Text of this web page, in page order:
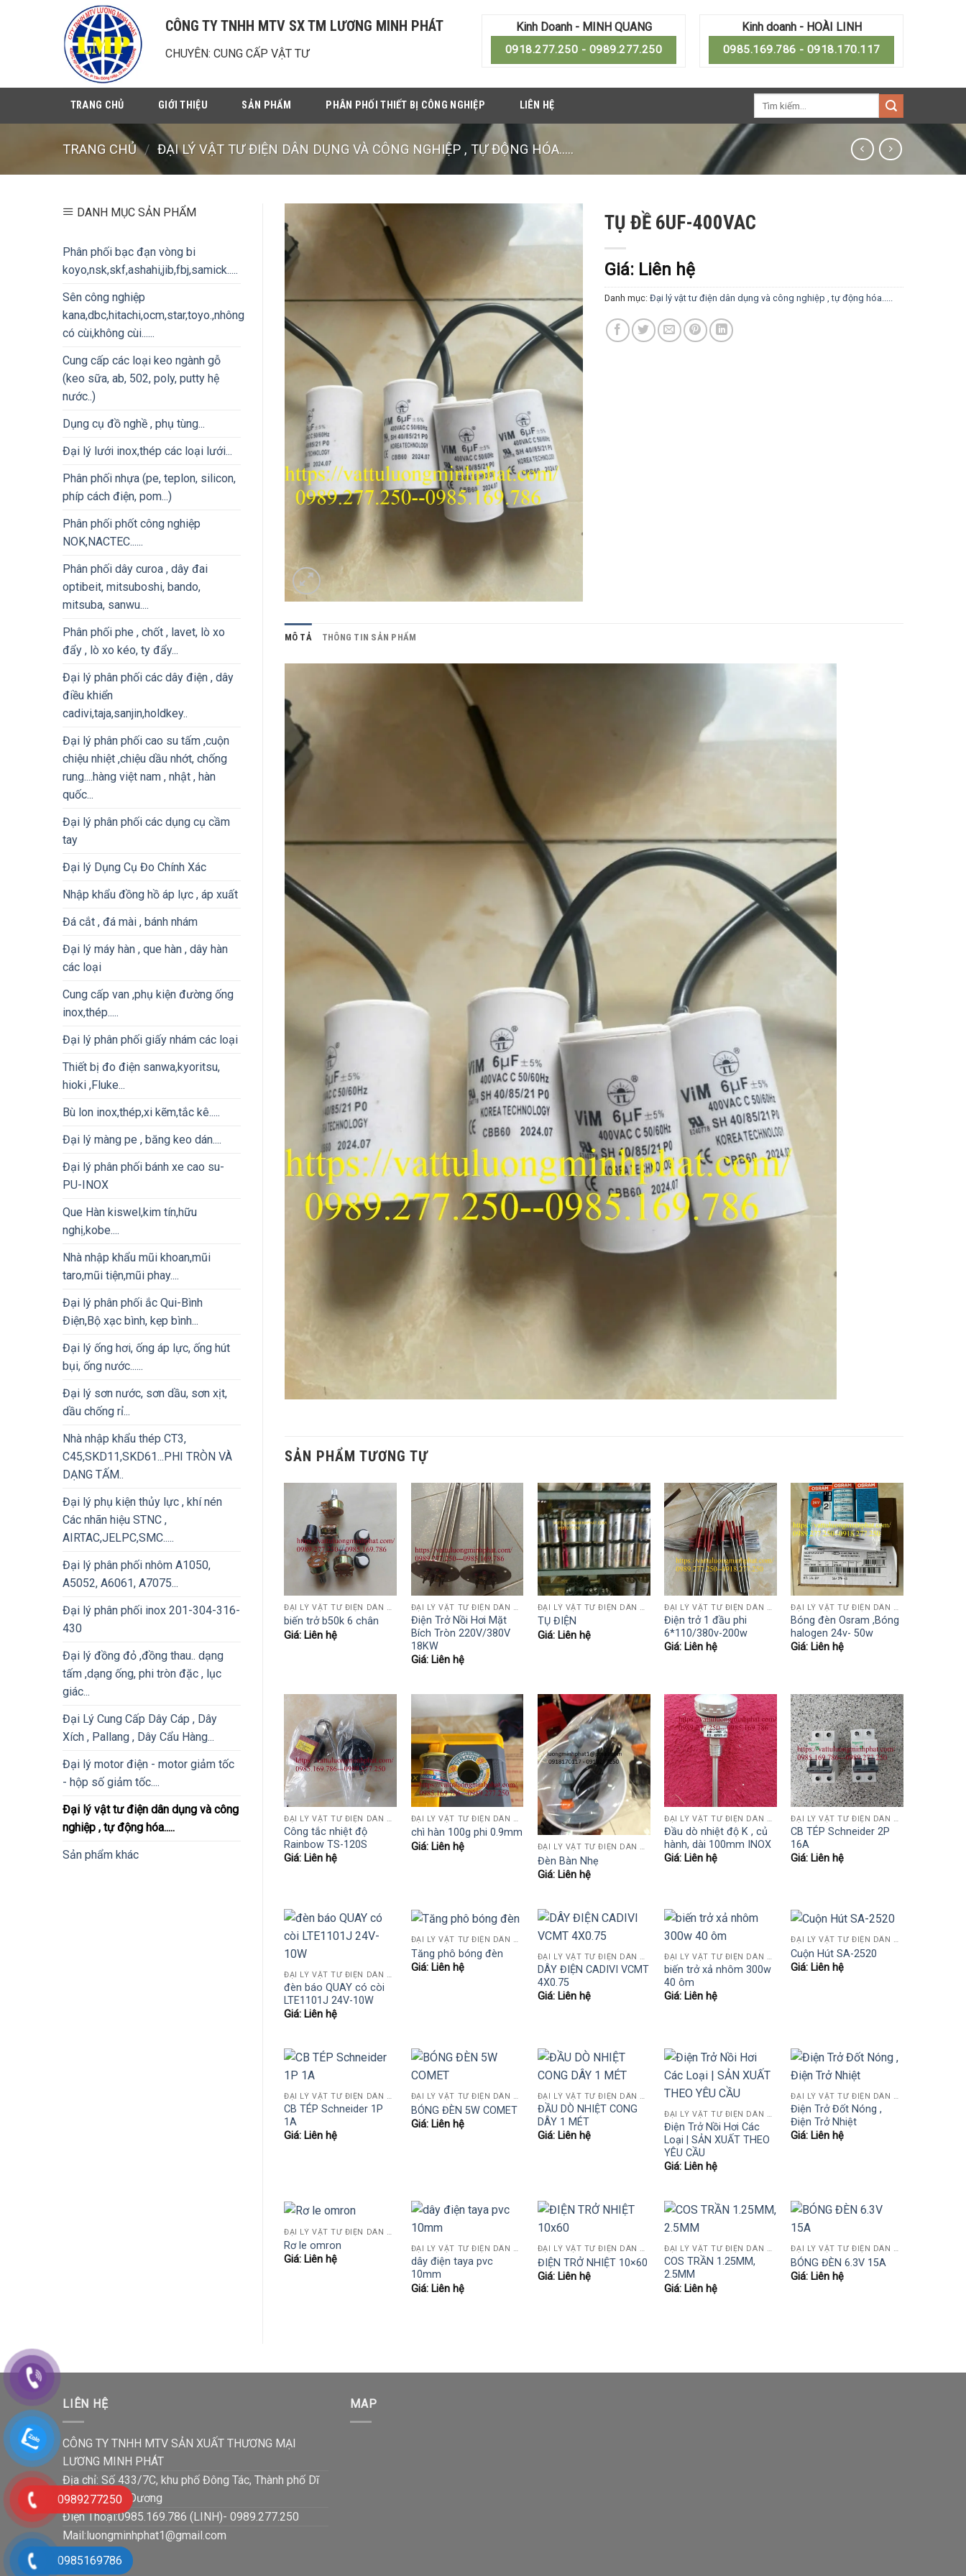
CÔNG TY TNHH MTV SX TM LƯƠNG MINH PHÁT
CHUYÊN: CUNG CẤP VẬT TƯ
Kinh Doanh - MINH QUANG
0918.277.250 - 0989.277.250
Kinh doanh - HOÀI LINH
0985.169.786 - 0918.170.117
TRANG CHỦ GIỚI THIỆU SẢN PHẨM PHÂN PHỐI THIẾT BỊ CÔNG NGHIỆP LIÊN HỆ
TRANG CHỦ / ĐẠI LÝ VẬT TƯ ĐIỆN DÂN DỤNG VÀ CÔNG NGHIỆP , TỰ ĐỘNG HÓA.....
DANH MỤC SẢN PHẨM
Phân phối bạc đạn vòng bi
koyo,nsk,skf,ashahi,jib,fbj,samick.....
Sên công nghiệp
kana,dbc,hitachi,ocm,star,toyo.,nhông
có cùi,không cùi......
Cung cấp các loại keo ngành gỗ
(keo sữa, ab, 502, poly, putty hệ
nước..)
Dụng cụ đồ nghề , phụ tùng...
Đại lý lưới inox,thép các loại lưới...
Phân phối nhựa (pe, teplon, silicon,
phíp cách điện, pom...)
Phân phối phốt công nghiệp
NOK,NACTEC......
Phân phối dây curoa , dây đai
optibeit, mitsuboshi, bando,
mitsuba, sanwu....
Phân phối phe , chốt , lavet, lò xo
đẩy , lò xo kéo, ty đẩy...
Đại lý phân phối các dây điện , dây
điều khiển
cadivi,taja,sanjin,holdkey..
Đại lý phân phối cao su tấm ,cuộn
chiệu nhiệt ,chiệu dầu nhớt, chống
rung....hàng việt nam , nhật , hàn
quốc...
Đại lý phân phối các dụng cụ cầm
tay
Đại lý Dụng Cụ Đo Chính Xác
Nhập khẩu đồng hồ áp lực , áp xuất
Đá cắt , đá mài , bánh nhám
Đại lý máy hàn , que hàn , dây hàn
các loại
Cung cấp van ,phụ kiện đường ống
inox,thép.....
Đại lý phân phối giấy nhám các loại
Thiết bị đo điện sanwa,kyoritsu,
hioki ,Fluke...
Bù lon inox,thép,xi kẽm,tắc kê.....
Đại lý màng pe , băng keo dán....
Đại lý phân phối bánh xe cao su-
PU-INOX
Que Hàn kiswel,kim tín,hữu
nghị,kobe....
Nhà nhập khẩu mũi khoan,mũi
taro,mũi tiện,mũi phay....
Đại lý phân phối ắc Qui-Bình
Điện,Bộ xạc bình, kẹp bình...
Đại lý ống hơi, ống áp lực, ống hút
bụi, ống nước......
Đại lý sơn nước, sơn dầu, sơn xịt,
dầu chống rỉ...
Nhà nhập khẩu thép CT3,
C45,SKD11,SKD61...PHI TRÒN VÀ
DẠNG TẤM..
Đại lý phụ kiện thủy lực , khí nén
Các nhãn hiệu STNC ,
AIRTAC,JELPC,SMC.....
Đại lý phân phối nhôm A1050,
A5052, A6061, A7075...
Đại lý phân phối inox 201-304-316-
430
Đại lý đồng đỏ ,đồng thau.. dạng
tấm ,dạng ống, phi tròn đặc , lục
giác...
Đại Lý Cung Cấp Dây Cáp , Dây
Xích , Pallang , Dây Cẩu Hàng...
Đại lý motor điện - motor giảm tốc
- hộp số giảm tốc....
Đại lý vật tư điện dân dụng và công
nghiệp , tự động hóa.....
Sản phẩm khác
TỤ ĐỀ 6UF-400VAC
Giá: Liên hệ
Danh mục:Đại lý vật tư điện dân dụng và công nghiệp , tự động hóa.....
MÔ TẢ THÔNG TIN SẢN PHẨM
SẢN PHẨM TƯƠNG TỰ
ĐẠI LÝ VẬT TƯ ĐIỆN DÂN DỤNG VÀ CÔNG NGHIỆP , TỰ ĐỘNG HÓA.....
biến trở b50k 6 chân
Giá: Liên hệ
ĐẠI LÝ VẬT TƯ ĐIỆN DÂN DỤNG VÀ CÔNG NGHIỆP , TỰ ĐỘNG HÓA.....
Điện Trở Nồi Hơi Mặt
Bích Tròn 220V/380V
18KW
Giá: Liên hệ
ĐẠI LÝ VẬT TƯ ĐIỆN DÂN DỤNG VÀ CÔNG NGHIỆP , TỰ ĐỘNG HÓA.....
TỤ ĐIỆN
Giá: Liên hệ
ĐẠI LÝ VẬT TƯ ĐIỆN DÂN DỤNG VÀ CÔNG NGHIỆP , TỰ ĐỘNG HÓA.....
Điện trở 1 đầu phi
6*110/380v-200w
Giá: Liên hệ
ĐẠI LÝ VẬT TƯ ĐIỆN DÂN DỤNG VÀ CÔNG NGHIỆP , TỰ ĐỘNG HÓA.....
Bóng đèn Osram ,Bóng
halogen 24v- 50w
Giá: Liên hệ
ĐẠI LÝ VẬT TƯ ĐIỆN DÂN DỤNG VÀ CÔNG NGHIỆP , TỰ ĐỘNG HÓA.....
Công tắc nhiệt độ
Rainbow TS-120S
Giá: Liên hệ
ĐẠI LÝ VẬT TƯ ĐIỆN DÂN DỤNG VÀ CÔNG NGHIỆP , TỰ ĐỘNG HÓA.....
chì hàn 100g phi 0.9mm
Giá: Liên hệ
ĐẠI LÝ VẬT TƯ ĐIỆN DÂN DỤNG VÀ CÔNG NGHIỆP , TỰ ĐỘNG HÓA.....
Đèn Bàn Nhẹ
Giá: Liên hệ
ĐẠI LÝ VẬT TƯ ĐIỆN DÂN DỤNG VÀ CÔNG NGHIỆP , TỰ ĐỘNG HÓA.....
Đầu dò nhiệt độ K , củ
hành, dài 100mm INOX
Giá: Liên hệ
ĐẠI LÝ VẬT TƯ ĐIỆN DÂN DỤNG VÀ CÔNG NGHIỆP , TỰ ĐỘNG HÓA.....
CB TÉP Schneider 2P
16A
Giá: Liên hệ
ĐẠI LÝ VẬT TƯ ĐIỆN DÂN DỤNG VÀ CÔNG NGHIỆP , TỰ ĐỘNG HÓA.....
đèn báo QUAY có còi
LTE1101J 24V-10W
Giá: Liên hệ
ĐẠI LÝ VẬT TƯ ĐIỆN DÂN DỤNG VÀ CÔNG NGHIỆP , TỰ ĐỘNG HÓA.....
Tăng phô bóng đèn
Giá: Liên hệ
ĐẠI LÝ VẬT TƯ ĐIỆN DÂN DỤNG VÀ CÔNG NGHIỆP , TỰ ĐỘNG HÓA.....
DÂY ĐIỆN CADIVI VCMT
4X0.75
Giá: Liên hệ
ĐẠI LÝ VẬT TƯ ĐIỆN DÂN DỤNG VÀ CÔNG NGHIỆP , TỰ ĐỘNG HÓA.....
biến trở xả nhôm 300w
40 ôm
Giá: Liên hệ
ĐẠI LÝ VẬT TƯ ĐIỆN DÂN DỤNG VÀ CÔNG NGHIỆP , TỰ ĐỘNG HÓA.....
Cuộn Hút SA-2520
Giá: Liên hệ
ĐẠI LÝ VẬT TƯ ĐIỆN DÂN DỤNG VÀ CÔNG NGHIỆP , TỰ ĐỘNG HÓA.....
CB TÉP Schneider 1P
1A
Giá: Liên hệ
ĐẠI LÝ VẬT TƯ ĐIỆN DÂN DỤNG VÀ CÔNG NGHIỆP , TỰ ĐỘNG HÓA.....
BÓNG ĐÈN 5W COMET
Giá: Liên hệ
ĐẠI LÝ VẬT TƯ ĐIỆN DÂN DỤNG VÀ CÔNG NGHIỆP , TỰ ĐỘNG HÓA.....
ĐẦU DÒ NHIỆT CONG
DÂY 1 MÉT
Giá: Liên hệ
ĐẠI LÝ VẬT TƯ ĐIỆN DÂN DỤNG VÀ CÔNG NGHIỆP , TỰ ĐỘNG HÓA.....
Điện Trở Nồi Hơi Các
Loại | SẢN XUẤT THEO
YÊU CẦU
Giá: Liên hệ
ĐẠI LÝ VẬT TƯ ĐIỆN DÂN DỤNG VÀ CÔNG NGHIỆP , TỰ ĐỘNG HÓA.....
Điện Trở Đốt Nóng ,
Điện Trở Nhiệt
Giá: Liên hệ
Rơ le omron
Giá: Liên hệ
ĐẠI LÝ VẬT TƯ ĐIỆN DÂN DỤNG VÀ CÔNG NGHIỆP , TỰ ĐỘNG HÓA.....
dây điện taya pvc
10mm
Giá: Liên hệ
ĐẠI LÝ VẬT TƯ ĐIỆN DÂN DỤNG VÀ CÔNG NGHIỆP , TỰ ĐỘNG HÓA.....
ĐIỆN TRỞ NHIỆT 10×60
Giá: Liên hệ
ĐẠI LÝ VẬT TƯ ĐIỆN DÂN DỤNG VÀ CÔNG NGHIỆP , TỰ ĐỘNG HÓA.....
COS TRẦN 1.25MM,
2.5MM
Giá: Liên hệ
ĐẠI LÝ VẬT TƯ ĐIỆN DÂN DỤNG VÀ CÔNG NGHIỆP , TỰ ĐỘNG HÓA.....
BÓNG ĐÈN 6.3V 15A
Giá: Liên hệ
LIÊN HỆ
CÔNG TY TNHH MTV SẢN XUẤT THƯƠNG MẠI
LƯƠNG MINH PHÁT
Địa chỉ: Số 433/7C, khu phố Đông Tác, Thành phố Dĩ
An, Tỉnh Bình Dương
Điện Thoại:0985.169.786 (LINH)- 0989.277.250
Mail:luongminhphat1@gmail.com
MAP
0989277250
0985169786